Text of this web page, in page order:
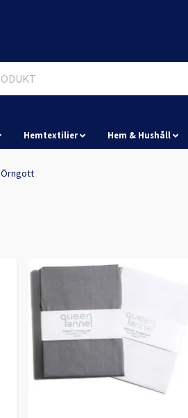
Hemtextilier Hem & Hushåll
Örngott